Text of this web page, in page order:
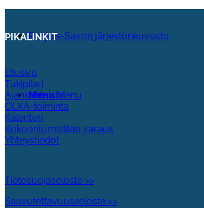
Pohjois-Savon järjestöneuvosto
Menu Menu
PIKALINKIT
Etusivu
Tukipilari
Ajankohtaista
OLKA-toiminta
Kalenteri
Kokoontumistilan varaus
Yhteystiedot
Tietosuojaseloste >>
Saavutettavuusseloste >>